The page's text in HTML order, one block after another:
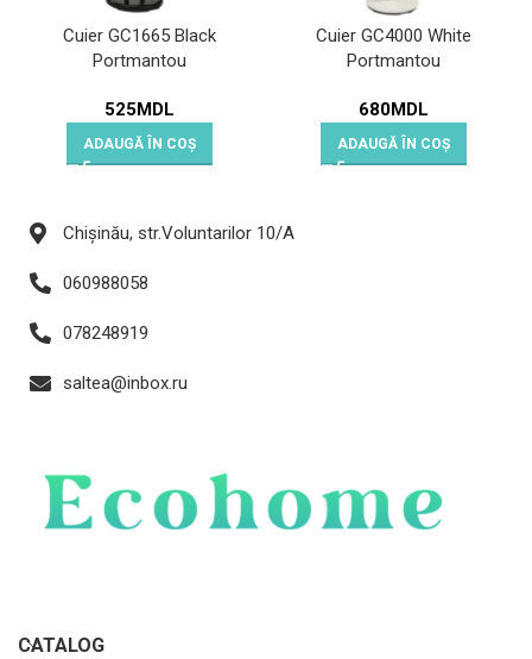
Cuier GC1665 Black
Portmantou
525MDL
ADAUGĂ ÎN COȘ
Cuier GC4000 White
Portmantou
680MDL
ADAUGĂ ÎN COȘ
Chișinău, str.Voluntarilor 10/A
060988058
078248919
saltea@inbox.ru
CATALOG